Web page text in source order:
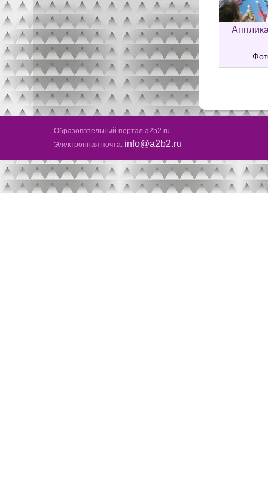
Образовательный портал a2b2.ru
Электронная почта: info@a2b2.ru